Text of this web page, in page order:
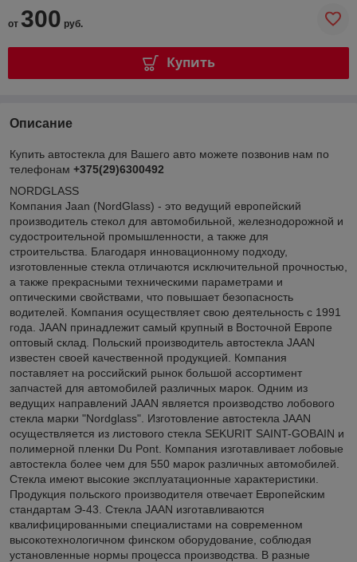
от 300 руб.
Купить
Описание
Купить автостекла для Вашего авто можете позвонив нам по
телефонам +375(29)6300492
NORDGLASS
Компания Jaan (NordGlass) - это ведущий европейский
производитель стекол для автомобильной, железнодорожной и
судостроительной промышленности, а также для
строительства. Благодаря инновационному подходу,
изготовленные стекла отличаются исключительной прочностью,
а также прекрасными техническими параметрами и
оптическими свойствами, что повышает безопасность
водителей. Компания осуществляет свою деятельность с 1991
года. JAAN принадлежит самый крупный в Восточной Европе
оптовый склад. Польский производитель автостекла JAAN
известен своей качественной продукцией. Компания
поставляет на российский рынок большой ассортимент
запчастей для автомобилей различных марок. Одним из
ведущих направлений JAAN является производство лобового
стекла марки "Nordglass". Изготовление автостекла JAAN
осуществляется из листового стекла SEKURIT SAINT-GOBAIN и
полимерной пленки Du Pont. Компания изготавливает лобовые
автостекла более чем для 550 марок различных автомобилей.
Стекла имеют высокие эксплуатационные характеристики.
Продукция польского производителя отвечает Европейским
стандартам Э-43. Стекла JAAN изготавливаются
квалифицированными специалистами на современном
высокотехнологичном финском оборудование, соблюдая
установленные нормы процесса производства. В разные